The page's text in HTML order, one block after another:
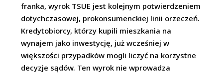
franka, wyrok TSUE jest kolejnym potwierdzeniem
dotychczasowej, prokonsumenckiej linii orzeczeń.
Kredytobiorcy, którzy kupili mieszkania na
wynajem jako inwestycję, już wcześniej w
większości przypadków mogli liczyć na korzystne
decyzje sądów. Ten wyrok nie wprowadza